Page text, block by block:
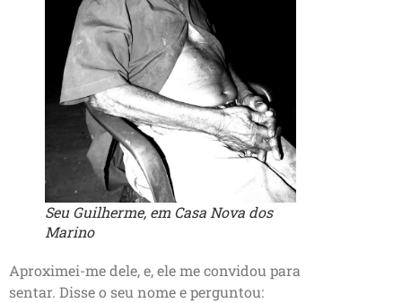
Seu Guilherme, em Casa Nova dos
Marino
Aproximei-me dele, e, ele me convidou para
sentar. Disse o seu nome e perguntou: